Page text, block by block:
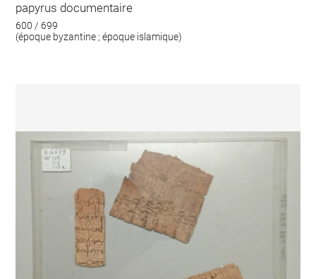
papyrus documentaire
600 / 699
(époque byzantine ; époque islamique)